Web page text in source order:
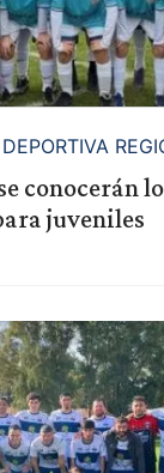
conocerán
juveniles